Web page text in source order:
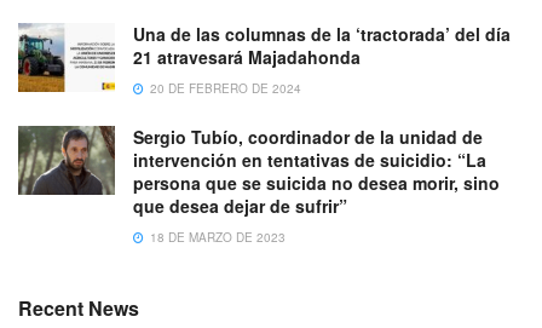
Una de las columnas de la ‘tractorada’ del día
21 atravesará Majadahonda
20 DE FEBRERO DE 2024
Sergio Tubío, coordinador de la unidad de
intervención en tentativas de suicidio: “La
persona que se suicida no desea morir, sino
que desea dejar de sufrir”
18 DE MARZO DE 2023
Recent News